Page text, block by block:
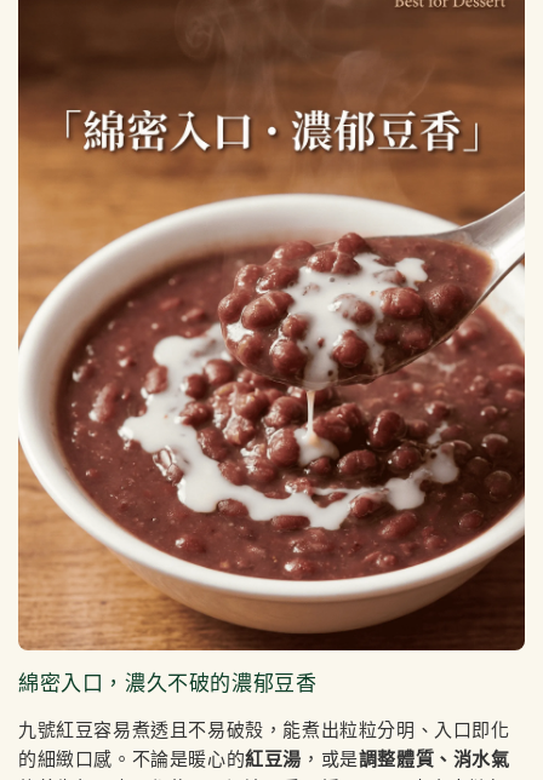
綿密入口，濃久不破的濃郁豆香
九號紅豆容易煮透且不易破殼，能煮出粒粒分明、入口即化
的細緻口感。不論是暖心的紅豆湯 ，或是調整體質、消水氣